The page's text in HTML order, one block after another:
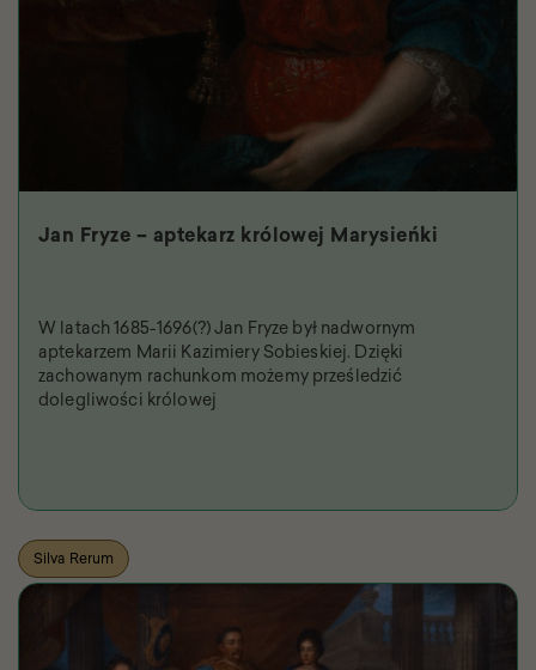
Jan Fryze – aptekarz królowej Marysieńki
W latach 1685-1696(?) Jan Fryze był nadwornym
aptekarzem Marii Kazimiery Sobieskiej. Dzięki
zachowanym rachunkom możemy prześledzić
dolegliwości królowej
Silva Rerum